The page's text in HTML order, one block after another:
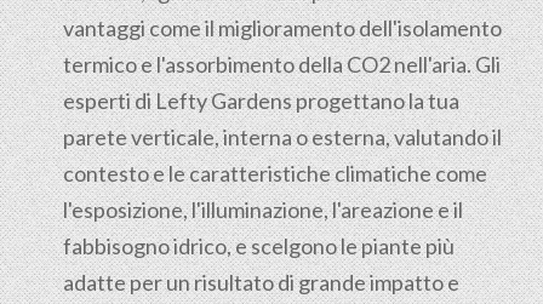
vantaggi come il miglioramento dell'isolamento
termico e l'assorbimento della CO2 nell'aria. Gli
esperti di Lefty Gardens progettano la tua
parete verticale, interna o esterna, valutando il
contesto e le caratteristiche climatiche come
l'esposizione, l'illuminazione, l'areazione e il
fabbisogno idrico, e scelgono le piante più
adatte per un risultato di grande impatto e